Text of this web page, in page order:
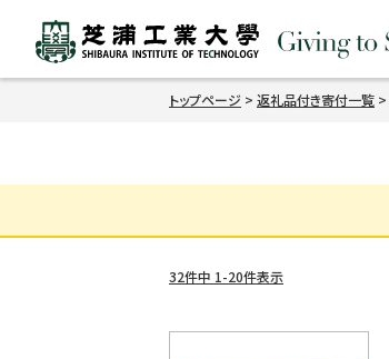
トップページ 返礼品付き寄付一覧
32件中 1-20件表示